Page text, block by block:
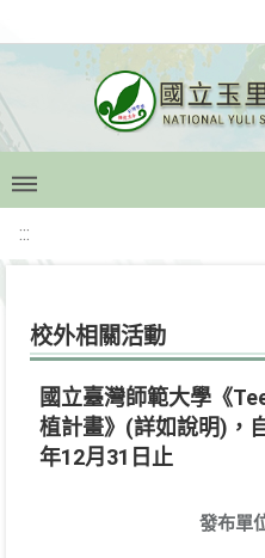
:::
校外相關活動
國立臺灣師範大學《
植計畫》(詳如說明)，
年12月31日止
發布單